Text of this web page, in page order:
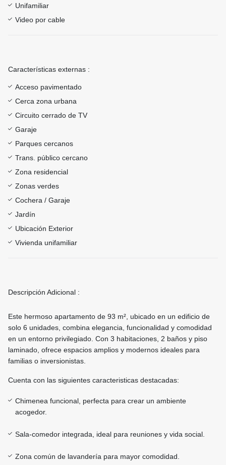
Unifamiliar
Video por cable
Características externas :
Acceso pavimentado
Cerca zona urbana
Circuito cerrado de TV
Garaje
Parques cercanos
Trans. público cercano
Zona residencial
Zonas verdes
Cochera / Garaje
Jardín
Ubicación Exterior
Vivienda unifamiliar
Descripción Adicional :
Este hermoso apartamento de 93 m², ubicado en un edificio de
solo 6 unidades, combina elegancia, funcionalidad y comodidad
en un entorno privilegiado. Con 3 habitaciones, 2 baños y piso
laminado, ofrece espacios amplios y modernos ideales para
familias o inversionistas.
Cuenta con las siguientes caracteristicas destacadas:
Chimenea funcional, perfecta para crear un ambiente
acogedor.
Sala-comedor integrada, ideal para reuniones y vida social.
Zona común de lavandería para mayor comodidad.